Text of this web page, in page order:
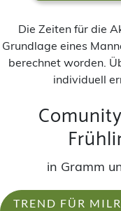
Die Zeiten für die
Grundlage eines
berechnet worden.
individuell
in Gramm
TREND FÜR